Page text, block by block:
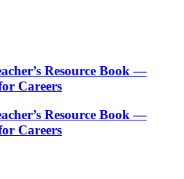
Resource Book —
Careers
Resource Book —
Careers